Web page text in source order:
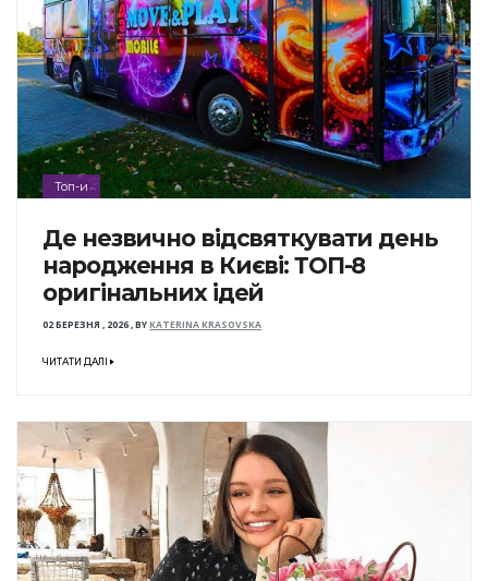
Топ-и
Де незвично відсвяткувати день
народження в Києві: ТОП-8
оригінальних ідей
02 БЕРЕЗНЯ , 2026,BYKATERINA KRASOVSKA
ЧИТАТИ ДАЛІ